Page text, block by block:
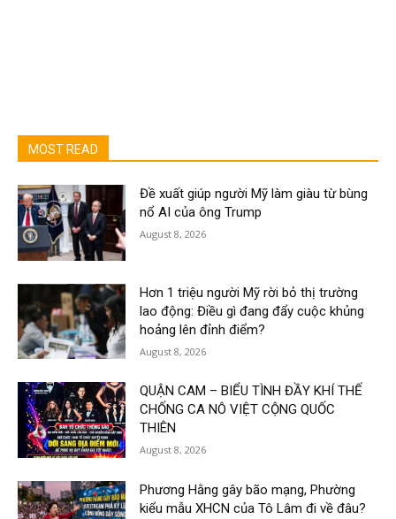
MOST READ
Đề xuất giúp người Mỹ làm giàu từ bùng
nổ AI của ông Trump
August 8, 2026
Hơn 1 triệu người Mỹ rời bỏ thị trường
lao động: Điều gì đang đẩy cuộc khủng
hoảng lên đỉnh điểm?
August 8, 2026
QUẬN CAM – BIỂU TÌNH ĐẦY KHÍ THẾ
CHỐNG CA NÔ VIỆT CỘNG QUỐC
THIÊN
August 8, 2026
Phương Hằng gây bão mạng, Phường
kiểu mẫu XHCN của Tô Lâm đi về đâu?